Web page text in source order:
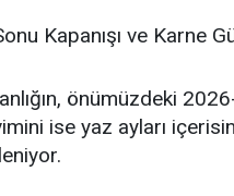
Kapanışı ve Karne
önümüzdeki
ise yaz ayları